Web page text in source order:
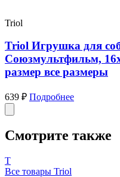
Triol
Triol Игрушка для
Союзмультфильм,
размер все размеры
639 ₽ Подробнее
Смотрите также
T
Все товары Triol